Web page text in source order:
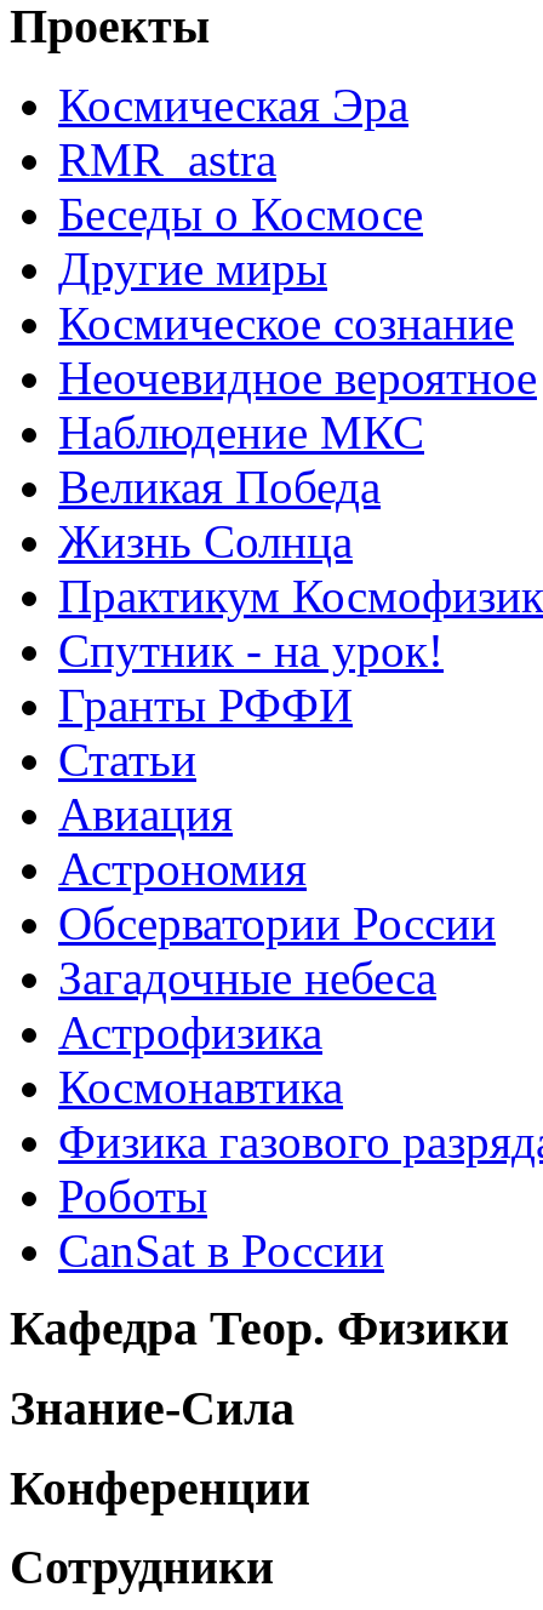
Проекты
Космическая Эра
RMR_astra
Беседы о Космосе
Другие миры
Космическое сознание
Неочевидное вероятное
Наблюдение МКС
Великая Победа
Жизнь Солнца
Практикум
Спутник - на урок!
Гранты РФФИ
Статьи
Авиация
Астрономия
Обсерватории России
Загадочные небеса
Астрофизика
Космонавтика
Физика газового
Роботы
CanSat в России
Кафедра Теор. Физики
Знание-Сила
Конференции
Сотрудники